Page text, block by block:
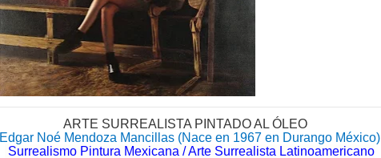
ARTE SURREALISTA PINTADO AL ÓLEO
Edgar Noé Mendoza Mancillas (Nace en 1967 en Durango México)
Surrealismo Pintura Mexicana / Arte Surrealista Latinoamericano